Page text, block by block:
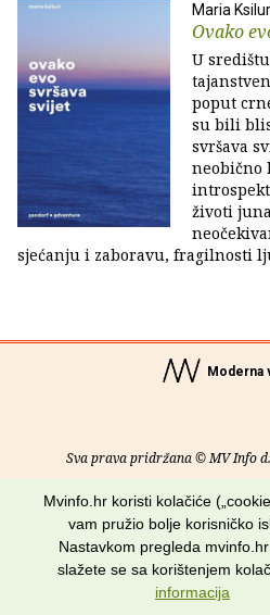
Maria
Ovako
U
poput
su bili
svršava
neobično
životi
sjećanju i zaboravu, fragilnosti
Moderna
Sva prava pridržana © MV Info
O nama• Pomoć•Uvjeti
Potraži nas
Mvinfo.hr koristi kolačiće
vam pružio bolje korisničko
Nastavkom pregleda
slažete se sa korištenjem
informacija